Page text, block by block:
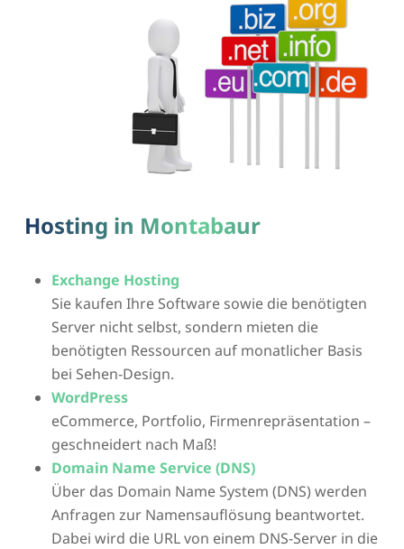
Hosting in Montabaur
Exchange Hosting
Sie kaufen Ihre Software sowie die benötigten
Server nicht selbst, sondern mieten die
benötigten Ressourcen auf monatlicher Basis
bei Sehen-Design.
WordPress
eCommerce, Portfolio, Firmenrepräsentation –
geschneidert nach Maß!
Domain Name Service (DNS)
Über das Domain Name System (DNS) werden
Anfragen zur Namensauflösung beantwortet.
Dabei wird die URL von einem DNS-Server in die